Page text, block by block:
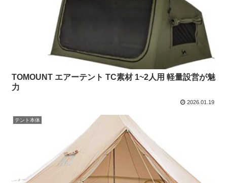
TOMOUNT エアーテント TC素材 1~2人用 軽量設営が魅
力
2026.01.19
テント本体